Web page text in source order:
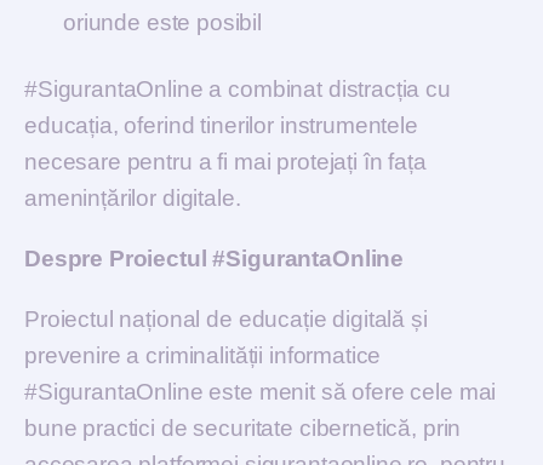
oriunde este posibil
#SigurantaOnline a combinat distracția cu
educația, oferind tinerilor instrumentele
necesare pentru a fi mai protejați în fața
amenințărilor digitale.
Despre Proiectul #SigurantaOnline
Proiectul național de educație digitală și
prevenire a criminalității informatice
#SigurantaOnline este menit să ofere cele mai
bune practici de securitate cibernetică, prin